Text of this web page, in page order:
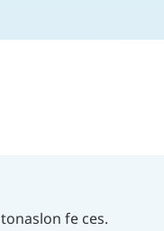
tonaslon fe ces.